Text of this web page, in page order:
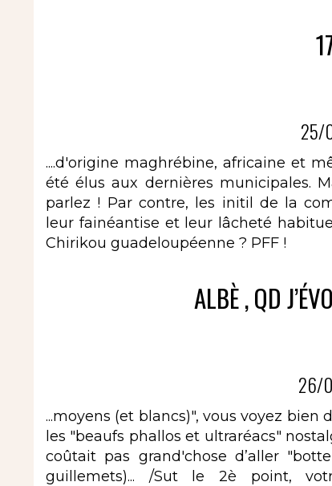
25/
....d'origine maghrébine, africaine et
été élus aux dernières municipales.
parlez ! Par contre, les initil de la
leur fainéantise et leur lâcheté
Chirikou guadeloupéenne ? PFF !
ALBÈ , QD
26/
...moyens (et blancs)", vous voyez bien
les "beaufs phallos et ultraréacs"
coûtait pas grand'chose d’aller
guillemets)... /Sut le 2è point,